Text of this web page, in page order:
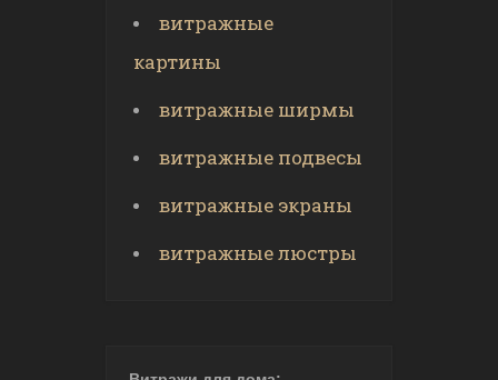
витражные
картины
витражные ширмы
витражные подвесы
витражные экраны
витражные люстры